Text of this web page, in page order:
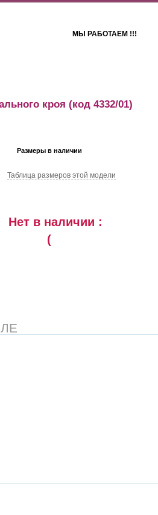
МЫ РАБОТАЕМ !!!
кроя (код 4332/01)
Размеры в наличии
Таблица размеров этой модели
Нет в наличии :
(